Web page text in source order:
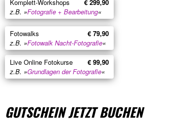
Komplett-Workshops
€ 299,90
z.B. »Fotografie + Bearbeitung«
Fotowalks
€ 79,90
z.B. »Fotowalk Nacht-Fotografie«
Live Online Fotokurse
€ 99,90
z.B. »Grundlagen der Fotografie«
GUTSCHEIN JETZT BUCHEN